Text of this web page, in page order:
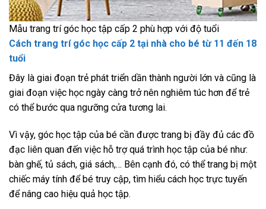
Mẫu trang trí góc học tập cấp 2 phù hợp với độ tuổi
Cách trang trí góc học cấp 2 tại nhà cho bé từ 11 đến 18
tuổi
Đây là giai đoạn trẻ phát triển dần thành người lớn và cũng là
giai đoạn việc học ngày càng trở nên nghiêm túc hơn để trẻ
có thể bước qua ngưỡng cửa tương lai.
Vì vậy, góc học tập của bé cần được trang bị đầy đủ các đồ
đạc liên quan đến việc hỗ trợ quá trình học tập của bé như:
bàn ghế, tủ sách, giá sách,… Bên cạnh đó, có thể trang bị một
chiếc máy tính để bé truy cập, tìm hiểu cách học trực tuyến
để nâng cao hiệu quả học tập.